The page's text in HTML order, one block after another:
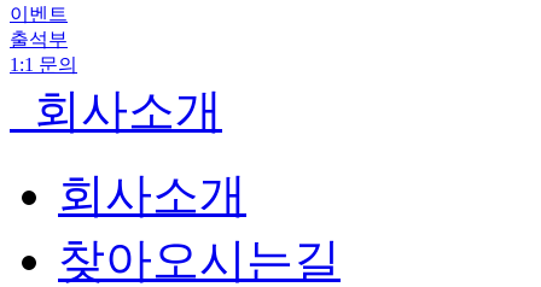
이벤트
출석부
1:1 문의
회사소개
회사소개
찾아오시는길